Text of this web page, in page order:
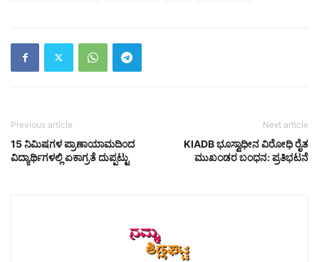
Previous article
15 ನಿಮಿಷಗಳ ಪ್ರಾಣಾಯಾಮದಿಂದ
ವಿದ್ಯಾರ್ಥಿಗಳಲ್ಲಿ ಏಕಾಗ್ರತೆ ದುಪ್ಪಟ್ಟು
Next article
KIADB ಭೂಸ್ವಾಧೀನ ವಿರೋಧಿ ರೈತ
ಮುಖಂಡರ ಬಂಧನ: ಪ್ರತಿಭಟನೆ